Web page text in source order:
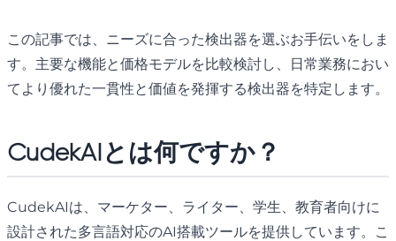
この記事では、ニーズに合った検出器を選ぶお手伝いをしま
す。主要な機能と価格モデルを比較検討し、日常業務におい
てより優れた一貫性と価値を発揮する検出器を特定します。
CudekAIとは何ですか？
CudekAIは、マーケター、ライター、学生、教育者向けに
設計された多言語対応のAI搭載ツールを提供しています。こ